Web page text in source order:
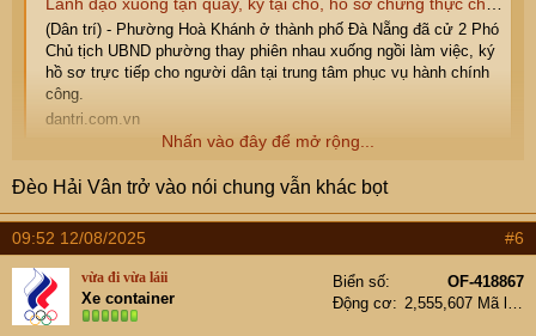
(Dân trí) - Phường Hoà Khánh ở thành phố Đà Nẵng đã cử 2 Phó
Chủ tịch UBND phường thay phiên nhau xuống ngồi làm việc, ký
hồ sơ trực tiếp cho người dân tại trung tâm phục vụ hành chính
công.
dantri.com.vn
quyền cũng bị ức chế vì phong cách làm việc của các
công bộc của dân.
Nay đọc được thông tin này thấy bất ngờ quá, hay chỉ tại
e đen đủi dính vào những chỗ công bộc lởm nhỉ . Các cụ
có trải nghiệm tích cực khi đi làm bất kể loại giấy tờ gì có
thể chia sẻ được ko.
Nhấn vào đây để mở rộng...
Đèo Hải Vân trở vào nói chung vẫn khác bọt
09:52 12/08/2025 #6
vừa đi vừa láii
Xe container
Biển số
OF-418867
Động cơ